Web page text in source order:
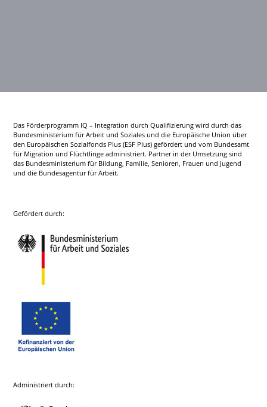
Das Förderprogramm IQ – Integration durch Qualifizierung wird durch das
Bundesministerium für Arbeit und Soziales und die Europäische Union über
den Europäischen Sozialfonds Plus (ESF Plus) gefördert und vom Bundesamt
für Migration und Flüchtlinge administriert. Partner in der Umsetzung sind
das Bundesministerium für Bildung, Familie, Senioren, Frauen und Jugend
und die Bundesagentur für Arbeit.
Gefördert durch:
Administriert durch: